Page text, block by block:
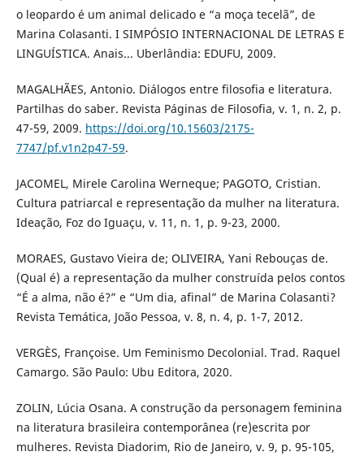
o leopardo é um animal delicado e “a moça tecelã”, de
Marina Colasanti. I SIMPÓSIO INTERNACIONAL DE LETRAS E
LINGUÍSTICA. Anais... Uberlândia: EDUFU, 2009.
MAGALHÃES, Antonio. Diálogos entre filosofia e literatura.
Partilhas do saber. Revista Páginas de Filosofia, v. 1, n. 2, p.
47-59, 2009. https://doi.org/10.15603/2175-
7747/pf.v1n2p47-59.
JACOMEL, Mirele Carolina Werneque; PAGOTO, Cristian.
Cultura patriarcal e representação da mulher na literatura.
Ideação, Foz do Iguaçu, v. 11, n. 1, p. 9-23, 2000.
MORAES, Gustavo Vieira de; OLIVEIRA, Yani Rebouças de.
(Qual é) a representação da mulher construída pelos contos
“É a alma, não é?” e “Um dia, afinal” de Marina Colasanti?
Revista Temática, João Pessoa, v. 8, n. 4, p. 1-7, 2012.
VERGÈS, Françoise. Um Feminismo Decolonial. Trad. Raquel
Camargo. São Paulo: Ubu Editora, 2020.
ZOLIN, Lúcia Osana. A construção da personagem feminina
na literatura brasileira contemporânea (re)escrita por
mulheres. Revista Diadorim, Rio de Janeiro, v. 9, p. 95-105,